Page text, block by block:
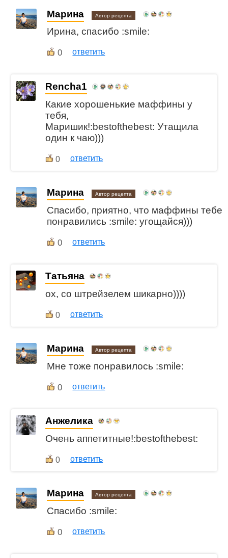
Марина Автор рецепта
Ирина, спасибо :smile:
0 ответить
Rencha1
Какие хорошенькие маффины у
тебя,
Маришик!:bestofthebest: Утащила
один к чаю)))
0 ответить
Марина Автор рецепта
Спасибо, приятно, что маффины тебе
понравились :smile: угощайся)))
0 ответить
Татьяна
ох, со штрейзелем шикарно))))
0 ответить
Марина Автор рецепта
Мне тоже понравилось :smile:
0 ответить
Анжелика
Очень аппетитные!:bestofthebest:
0 ответить
Марина Автор рецепта
Спасибо :smile:
0 ответить